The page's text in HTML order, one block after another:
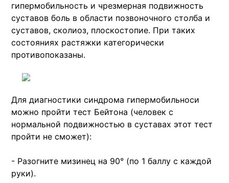
гипермобильность и чрезмерная подвижность
суставов боль в области позвоночного столба и
суставов, сколиоз, плоскостопие. При таких
состояниях растяжки категорически
противопоказаны.
Для диагностики синдрома гипермобильноси
можно пройти тест Бейтона (человек с
нормальной подвижностью в суставах этот тест
пройти не сможет):
- Разогните мизинец на 90° (по 1 баллу с каждой
руки).